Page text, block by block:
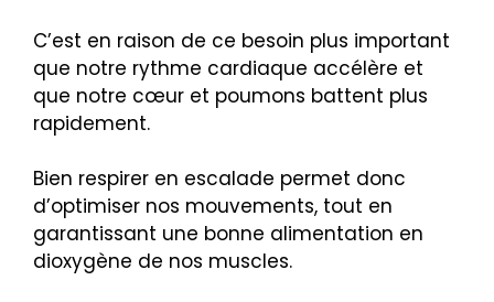
C’est en raison de ce besoin plus important
que notre rythme cardiaque accélère et
que notre cœur et poumons battent plus
rapidement.
Bien respirer en escalade permet donc
d’optimiser nos mouvements, tout en
garantissant une bonne alimentation en
dioxygène de nos muscles.